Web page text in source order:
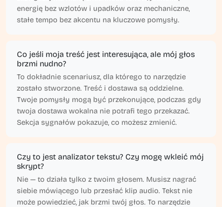
energię bez wzlotów i upadków oraz mechaniczne,
stałe tempo bez akcentu na kluczowe pomysły.
Co jeśli moja treść jest interesująca, ale mój głos
brzmi nudno?
To dokładnie scenariusz, dla którego to narzędzie
zostało stworzone. Treść i dostawa są oddzielne.
Twoje pomysły mogą być przekonujące, podczas gdy
twoja dostawa wokalna nie potrafi tego przekazać.
Sekcja sygnałów pokazuje, co możesz zmienić.
Czy to jest analizator tekstu? Czy mogę wkleić mój
skrypt?
Nie — to działa tylko z twoim głosem. Musisz nagrać
siebie mówiącego lub przesłać klip audio. Tekst nie
może powiedzieć, jak brzmi twój głos. To narzędzie